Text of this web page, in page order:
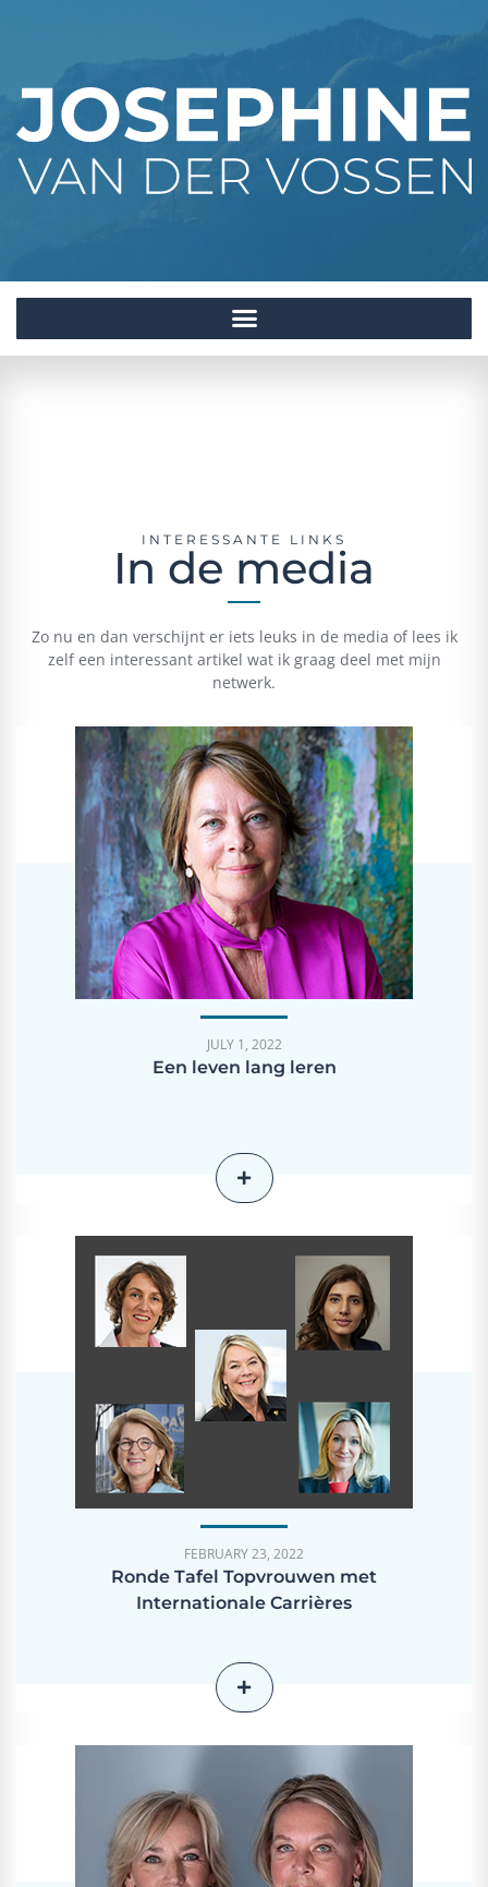
INTERESSANTE LINKS
In de media
Zo nu en dan verschijnt er iets leuks in de media of lees ik
zelf een interessant artikel wat ik graag deel met mijn
netwerk.
JULY 1, 2022
Een leven lang leren
FEBRUARY 23, 2022
Ronde Tafel Topvrouwen met
Internationale Carrières